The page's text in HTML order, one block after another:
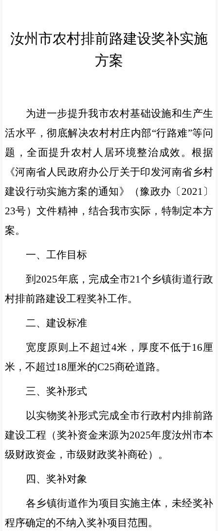
汝州市农村排前路建设奖补实施
方案
为进一步提升我市农村基础设施和生产生
活水平，彻底解决农村村庄内部“行路难”等问
题，全面提升农村人居环境整治成效。根据
《河南省人民政府办公厅关于印发河南省乡村
建设行动实施方案的通知》（豫政办〔 2021〕
23号）文件精神，结合我市实际，特制定本方
案。
一、 工作目标
到 2025年底，完成全市21个乡镇街道行政
村排前路建设工程奖补工作。
二、建设标准
宽度原则上不超过4米， 厚度不低于16厘
米，不超过18厘米的C25商砼道路。
三、奖补形式
以实物奖补形式完成全市行政村内排前路
建设工程（奖补资金来源为2025年度汝州市本
级财政资金，市级财政奖补商砼）。
四、奖补对象
各乡镇街道作为项目实施主体，未经奖补
程序确定的不纳入奖补项目范围。